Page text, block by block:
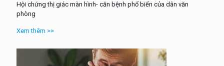
Hội chứng thị giác màn hình- căn bệnh phổ biến của dân văn
phòng
Xem thêm >>